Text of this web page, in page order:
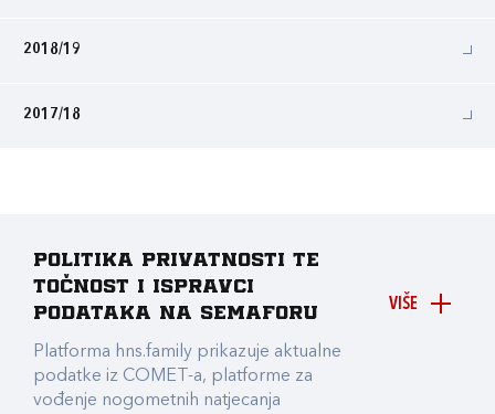
2018/19
2017/18
VIŠE
Politika privatnosti te
točnost i ispravci
podataka na Semaforu
Platforma hns.family prikazuje aktualne
podatke iz COMET-a, platforme za
vođenje nogometnih natjecanja